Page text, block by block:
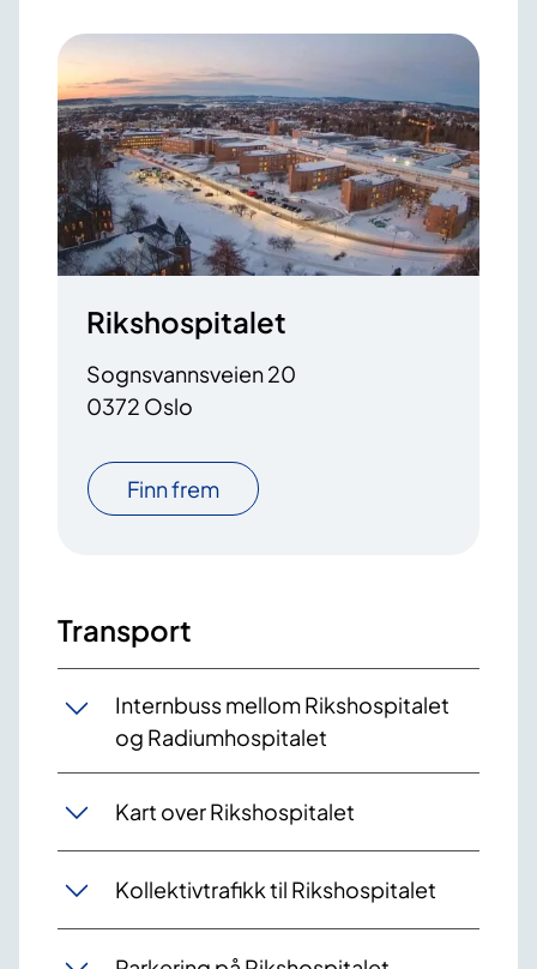
Rikshospitalet
Sognsvannsveien 20
0372 Oslo
Finn frem
Transport
Internbuss mellom Rikshospitalet
og Radiumhospitalet
Kart over Rikshospitalet
Kollektivtrafikk til Rikshospitalet